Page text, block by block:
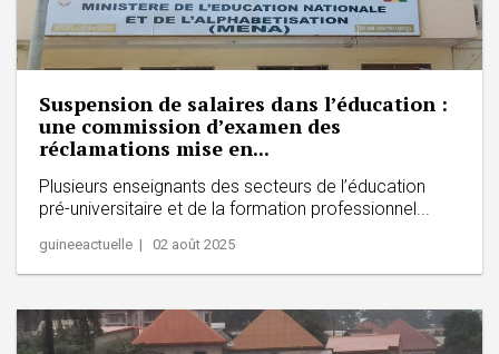
Suspension de salaires dans l’éducation :
une commission d’examen des
réclamations mise en...
Plusieurs enseignants des secteurs de l’éducation
pré-universitaire et de la formation professionnel...
guineeactuelle | 02 août 2025